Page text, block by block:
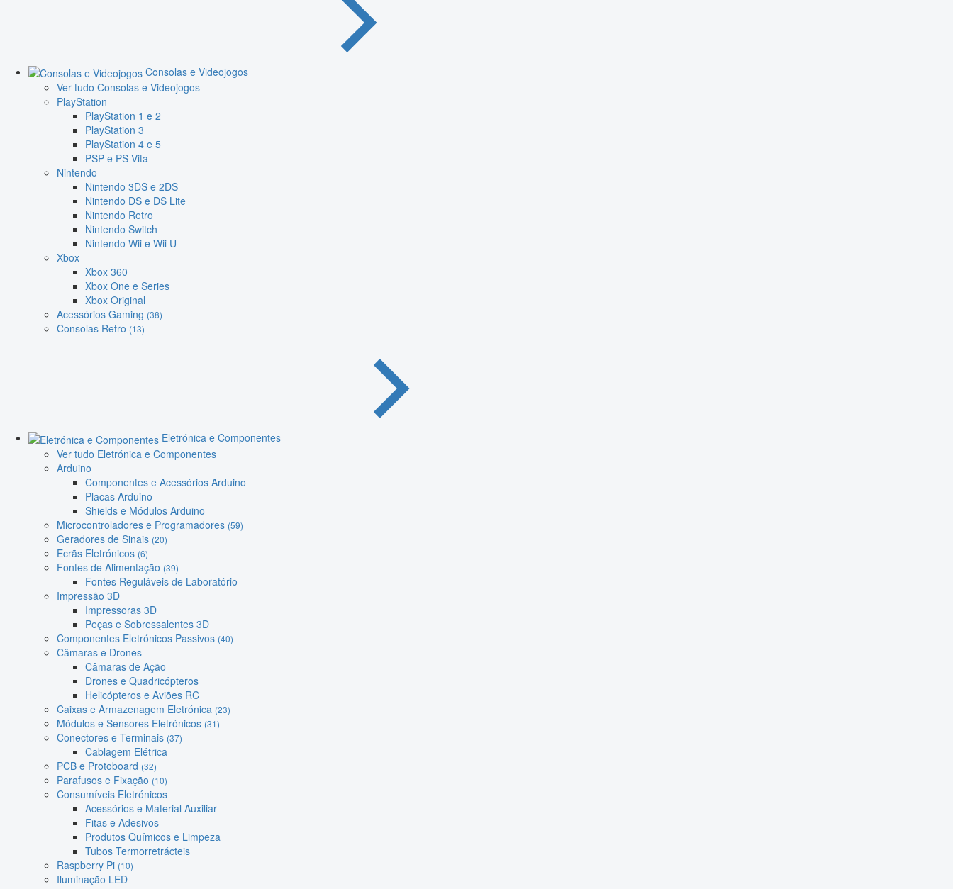
Consolas e Videojogos
Ver tudo Consolas e Videojogos
PlayStation
PlayStation 1 e 2
PlayStation 3
PlayStation 4 e 5
PSP e PS Vita
Nintendo
Nintendo 3DS e 2DS
Nintendo DS e DS Lite
Nintendo Retro
Nintendo Switch
Nintendo Wii e Wii U
Xbox
Xbox 360
Xbox One e Series
Xbox Original
Acessórios Gaming (38)
Consolas Retro (13)
Eletrónica e Componentes
Ver tudo Eletrónica e Componentes
Arduino
Componentes e Acessórios Arduino
Placas Arduino
Shields e Módulos Arduino
Microcontroladores e Programadores (59)
Geradores de Sinais (20)
Ecrãs Eletrónicos (6)
Fontes de Alimentação (39)
Fontes Reguláveis de Laboratório
Impressão 3D
Impressoras 3D
Peças e Sobressalentes 3D
Componentes Eletrónicos Passivos (40)
Câmaras e Drones
Câmaras de Ação
Drones e Quadricópteros
Helicópteros e Aviões RC
Caixas e Armazenagem Eletrónica (23)
Módulos e Sensores Eletrónicos (31)
Conectores e Terminais (37)
Cablagem Elétrica
PCB e Protoboard (32)
Parafusos e Fixação (10)
Consumíveis Eletrónicos
Acessórios e Material Auxiliar
Fitas e Adesivos
Produtos Químicos e Limpeza
Tubos Termorretrácteis
Raspberry Pi (10)
Iluminação LED